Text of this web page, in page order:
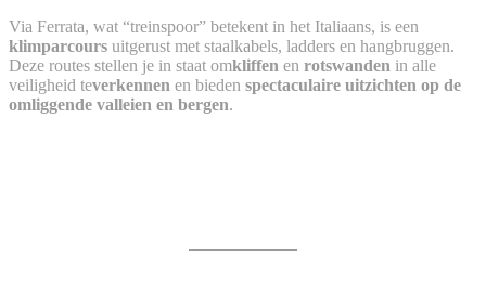
Via Ferrata, wat “treinspoor” betekent in het Italiaans, is een
klimparcours uitgerust met staalkabels, ladders en hangbruggen.
Deze routes stellen je in staat omkliffen en rotswanden in alle
veiligheid teverkennen en bieden spectaculaire uitzichten op de
omliggende valleien en bergen.